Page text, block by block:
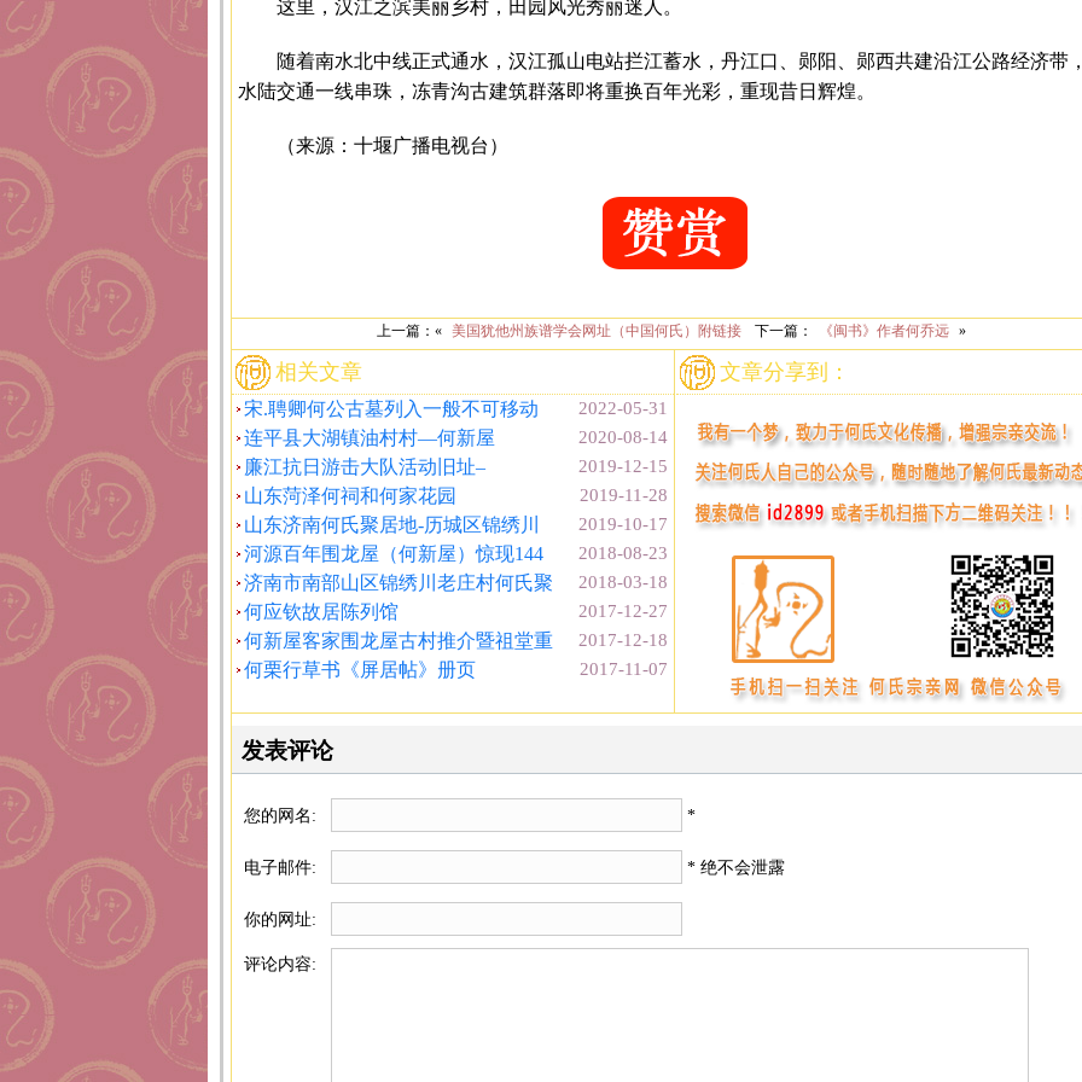
这里，汉江之滨美丽乡村，田园风光秀丽迷人。
随着南水北中线正式通水，汉江孤山电站拦江蓄水，丹江口、郧阳、郧西共建沿江公路经济带
水陆交通一线串珠，冻青沟古建筑群落即将重换百年光彩，重现昔日辉煌。
（来源：十堰广播电视台）
上一篇：« 美国犹他州族谱学会网址（中国何氏）附链接 下一篇： 《闽书》作者何乔远 »
相关文章
2022-05-31
宋.聘卿何公古墓列入一般不可移动
2020-08-14
连平县大湖镇油村村—何新屋
2019-12-15
廉江抗日游击大队活动旧址–
2019-11-28
山东菏泽何祠和何家花园
2019-10-17
山东济南何氏聚居地-历城区锦绣川
2018-08-23
河源百年围龙屋（何新屋）惊现144
2018-03-18
济南市南部山区锦绣川老庄村何氏聚
2017-12-27
何应钦故居陈列馆
2017-12-18
何新屋客家围龙屋古村推介暨祖堂重
2017-11-07
何栗行草书《屏居帖》册页
文章分享到：
发表评论
您的网名: *
电子邮件: * 绝不会泄露
你的网址:
评论内容: